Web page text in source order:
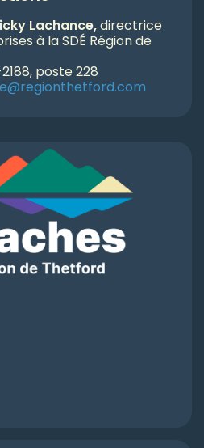
Lachance,directrice
à la SDÉ Région de
poste 228